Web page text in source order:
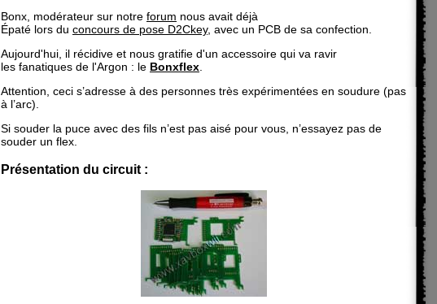
Bonx, modérateur sur notre forum nous avait déjà
Épaté lors du concours de pose D2Ckey, avec un PCB de sa confection.
Aujourd'hui, il récidive et nous gratifie d'un accessoire qui va ravir
les fanatiques de l'Argon : le Bonxflex.
Attention, ceci s’adresse à des personnes très expérimentées en soudure (pas
à l’arc).
Si souder la puce avec des fils n’est pas aisé pour vous, n’essayez pas de
souder un flex.
Présentation du circuit :